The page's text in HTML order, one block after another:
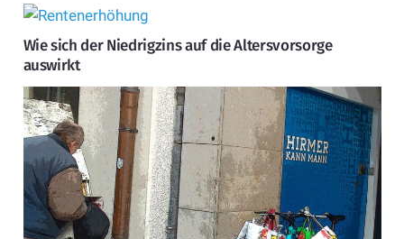
Wie sich der Niedrigzins auf die Altersvorsorge
auswirkt